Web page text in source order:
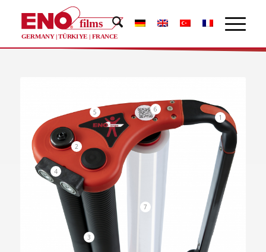
films
®
GERMANY | TÜRKIYE | FRANCE
1
2
3
4
5 6
7